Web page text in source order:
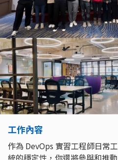
工作內容
作為 DevOps 實習工程師日常
統的穩定性，你還將參與和推